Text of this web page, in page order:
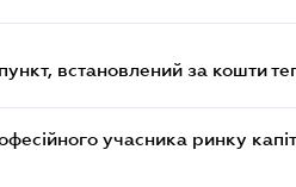
встановлений за кошти
учасника ринку